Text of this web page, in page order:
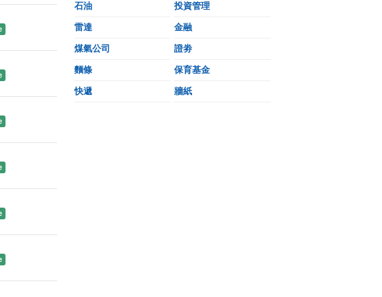
石油 投資管理
雷達 金融
煤氣公司 證劵
麵條 保育基金
快遞 牆紙